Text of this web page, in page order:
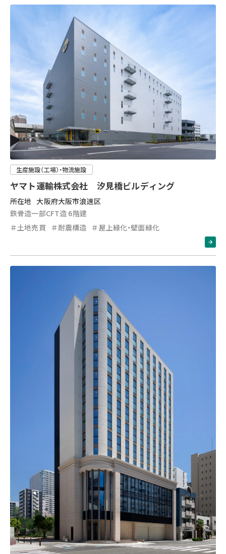
生産施設（工場）・物流施設
ヤマト運輸株式会社 汐見橋ビルディング
所在地 大阪府大阪市浪速区
鉄骨造一部CFT造 6階建
＃土地売買
＃耐震構造 ＃屋上緑化・壁面緑化